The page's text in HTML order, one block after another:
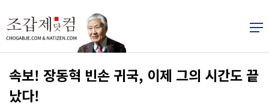
속보! 장동혁 빈손 귀국, 이제 그의 시간도 끝
났다!